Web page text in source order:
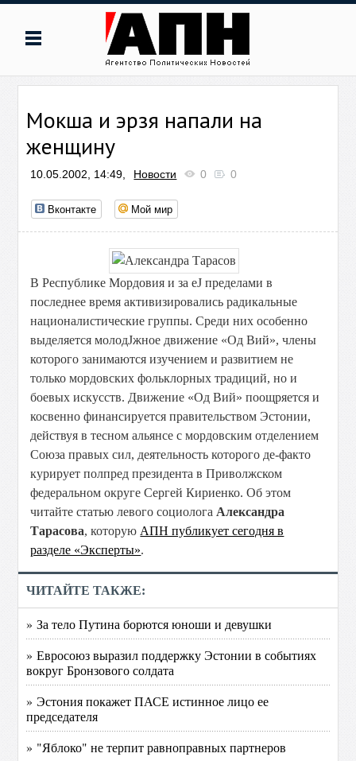
Мокша и эрзя напали на
женщину
10.05.2002, 14:49, Новости 0 0
Вконтакте Мой мир
В Республике Мордовия и за еЈ пределами в
последнее время активизировались радикальные
националистические группы. Среди них особенно
выделяется молодЈжное движение «Од Вий», члены
которого занимаются изучением и развитием не
только мордовских фольклорных традиций, но и
боевых искусств. Движение «Од Вий» поощряется и
косвенно финансируется правительством Эстонии,
действуя в тесном альянсе с мордовским отделением
Союза правых сил, деятельность которого де-факто
курирует полпред президента в Приволжском
федеральном округе Сергей Кириенко. Об этом
читайте статью левого социолога Александра
Тарасова, которую АПН публикует сегодня в
разделе «Эксперты».
ЧИТАЙТЕ ТАКЖЕ:
» За тело Путина борются юноши и девушки
» Евросоюз выразил поддержку Эстонии в событиях
вокруг Бронзового солдата
» Эстония покажет ПАСЕ истинное лицо ее
председателя
» "Яблоко" не терпит равноправных партнеров